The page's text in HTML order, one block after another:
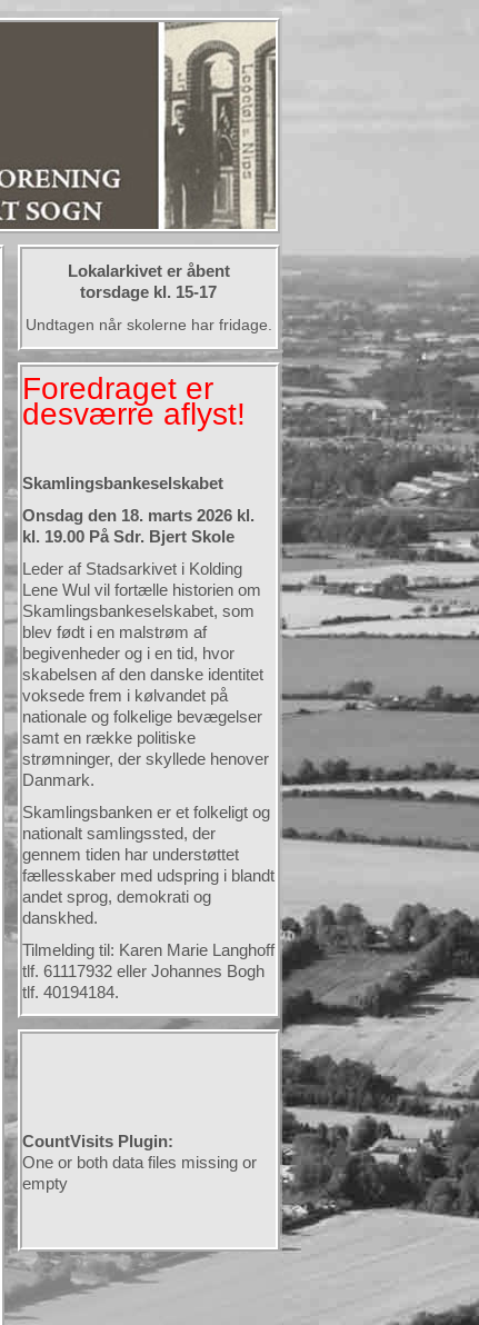
Lokalarkivet er åbent
torsdage kl. 15-17
Undtagen når skolerne har fridage.
Foredraget er
desværre aflyst!
Skamlingsbankeselskabet
Onsdag den 18. marts 2026 kl.
kl. 19.00 På Sdr. Bjert Skole
Leder af Stadsarkivet i Kolding
Lene Wul vil fortælle historien om
Skamlingsbankeselskabet, som
blev født i en malstrøm af
begivenheder og i en tid, hvor
skabelsen af den danske identitet
voksede frem i kølvandet på
nationale og folkelige bevægelser
samt en række politiske
strømninger, der skyllede henover
Danmark.
Skamlingsbanken er et folkeligt og
nationalt samlingssted, der
gennem tiden har understøttet
fællesskaber med udspring i blandt
andet sprog, demokrati og
danskhed.
Tilmelding til: Karen Marie Langhoff
tlf. 61117932 eller Johannes Bogh
tlf. 40194184.
CountVisits Plugin:
One or both data files missing or
empty